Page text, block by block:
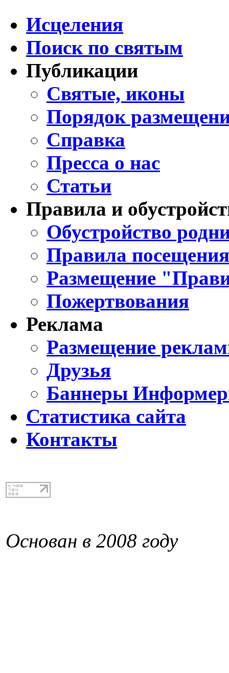
Исцеления
Поиск по святым
Публикации
Святые, иконы
Порядок
Справка
Пресса о нас
Статьи
Правила и
Обустройство
Правила
Размещение
Пожертвования
Реклама
Размещение
Друзья
Баннеры
Статистика сайта
Контакты
Основан в 2008 году